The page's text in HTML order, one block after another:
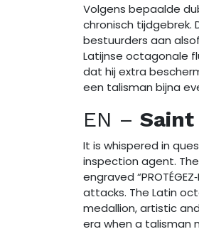
Volgens bepaalde
chronisch tijdgebrek.
bestuurders aan
Latijnse octagonale
dat hij extra
een talisman bijna
EN –
It is whispered in
inspection agent.
engraved
attacks. The Latin
medallion, artistic
era when a talisman